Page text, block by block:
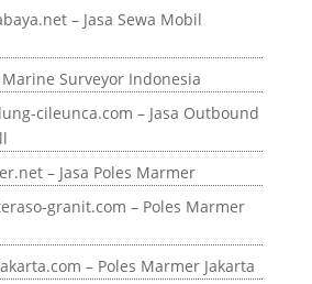
– Jasa Sewa Mobil
Surveyor Indonesia
cileunca.com – Jasa Outbound
– Jasa Poles Marmer
granit.com – Poles Marmer
– Poles Marmer Jakarta